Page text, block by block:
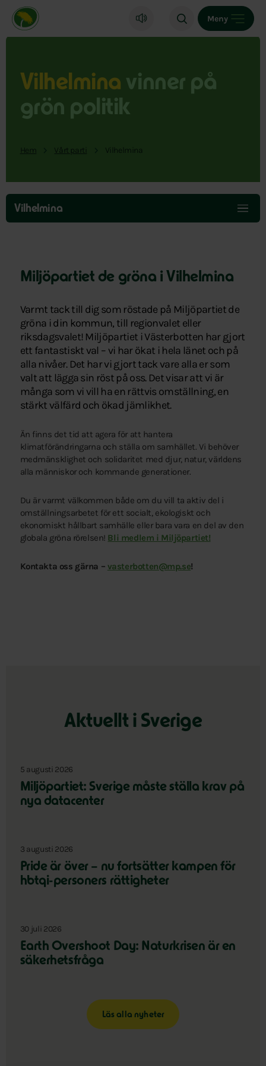
Miljöpartiet de gröna, startsida
Meny
Vilhelmina vinner på
grön politik
Hem Vårt parti Vilhelmina
Hoppa
över
menyn
Vilhelmina
Miljöpartiet de gröna i Vilhelmina
Varmt tack till dig som röstade på Miljöpartiet de
gröna i din kommun, till regionvalet eller
riksdagsvalet! Miljöpartiet i Västerbotten har gjort
ett fantastiskt val – vi har ökat i hela länet och på
alla nivåer. Det har vi gjort tack vare alla er som
valt att lägga sin röst på oss. Det visar att vi är
många som vi vill ha en rättvis omställning, en
stärkt välfärd och ökad jämlikhet.
Än finns det tid att agera för att hantera
klimatförändringarna och ställa om samhället. Vi behöver
medmänsklighet och solidaritet med djur, natur, världens
alla människor och kommande generationer.
Du är varmt välkommen både om du vill ta aktiv del i
omställningsarbetet för ett socialt, ekologiskt och
ekonomiskt hållbart samhälle eller bara vara en del av den
globala gröna rörelsen! Bli medlem i Miljöpartiet!
Kontakta oss gärna – vasterbotten@mp.se!
Aktuellt i Sverige
5 augusti 2026
Miljöpartiet: Sverige måste ställa krav på
nya datacenter
3 augusti 2026
Pride är över – nu fortsätter kampen för
hbtqi-personers rättigheter
30 juli 2026
Earth Overshoot Day: Naturkrisen är en
säkerhetsfråga
Läs alla nyheter